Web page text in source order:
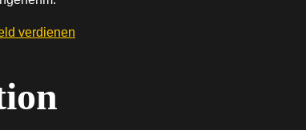
verdienen